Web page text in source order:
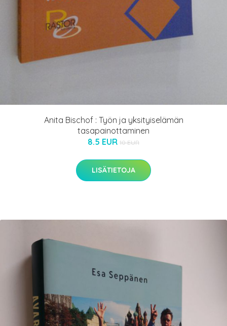
Anita Bischof : Työn ja yksityiselämän
tasapainottaminen
8.5 EUR 10 EUR
LISÄTIETOJA